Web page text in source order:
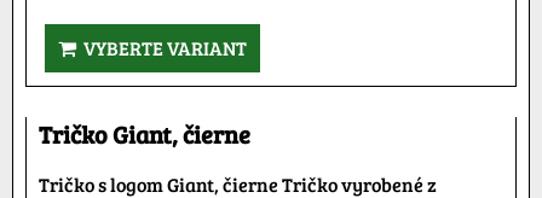
VYBERTE VARIANT
Tričko Giant, čierne
Tričko s logom Giant, čierne Tričko vyrobené z